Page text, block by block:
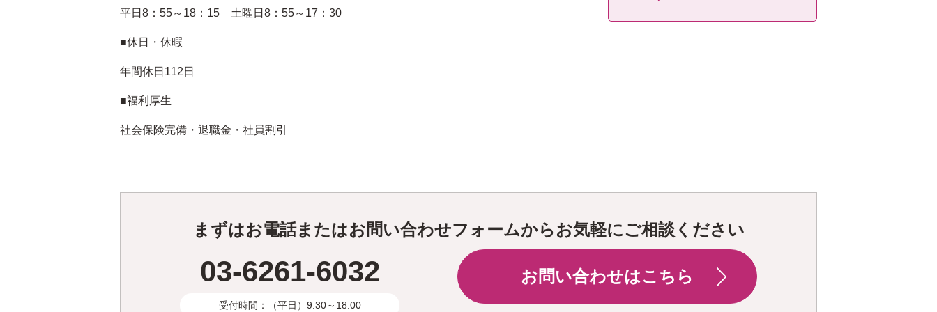
平日8：55～18：15 土曜日8：55～17：30
■休日・休暇
年間休日112日
■福利厚生
社会保険完備・退職金・社員割引
まずはお電話またはお問い合わせフォームからお気軽にご相談ください
03-6261-6032
受付時間：（平日）9:30～18:00
お問い合わせはこちら